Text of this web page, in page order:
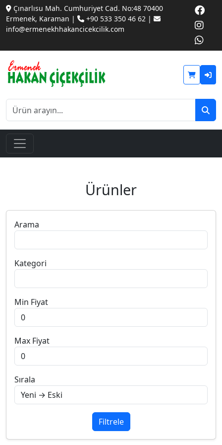
Çınarlısu Mah. Cumhuriyet Cad. No:48 70400
Ermenek, Karaman |
+90 533 350 46 62 |
info@ermenekhhakancicekcilik.com
Ürünler
Arama
Kategori
Min Fiyat
Max Fiyat
Sırala
Filtrele